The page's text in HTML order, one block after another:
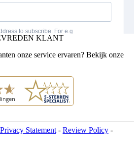
KLANT
onze service ervaren? Bekijk onze
Privacy Statement - Review Policy -